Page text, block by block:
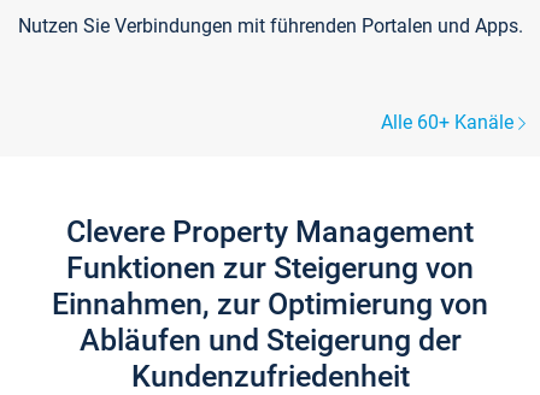
Nutzen Sie Verbindungen mit führenden Portalen und Apps.
Alle 60+ Kanäle
Clevere Property Management
Funktionen zur Steigerung von
Einnahmen, zur Optimierung von
Abläufen und Steigerung der
Kundenzufriedenheit